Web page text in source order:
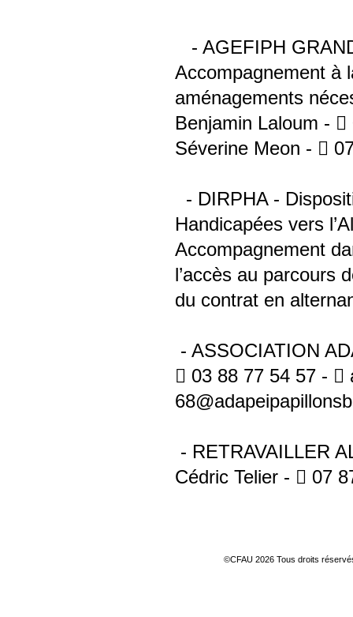
- AGEFIPH
Accompagnement à
aménagements
Benjamin Laloum -
Séverine Meon - 
- DIRPHA -
Handicapées vers
Accompagnement
l’accès au parcours
du contrat en
- ASSOCIATION
 03 88 77 54 57 - 
- RETRAVAILLER
Cédric Telier -  07
©CFAU 2026 Tous droits